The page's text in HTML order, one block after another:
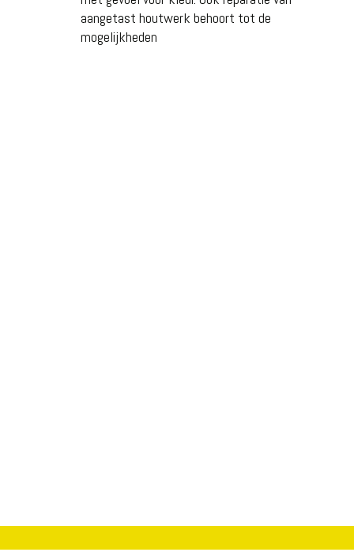
aangetast houtwerk behoort tot de
mogelijkheden